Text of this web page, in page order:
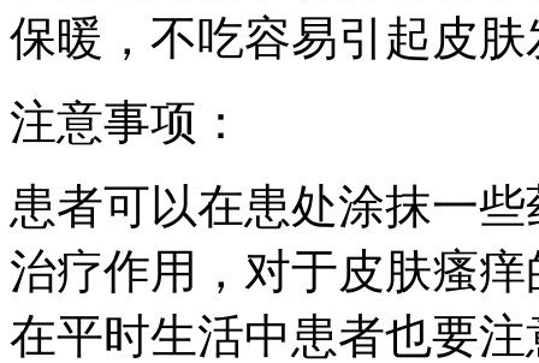
保暖，不吃容易引起皮
注意事项：
患者可以在患处涂抹一
治疗作用，对于皮肤瘙
在平时生活中患者也要